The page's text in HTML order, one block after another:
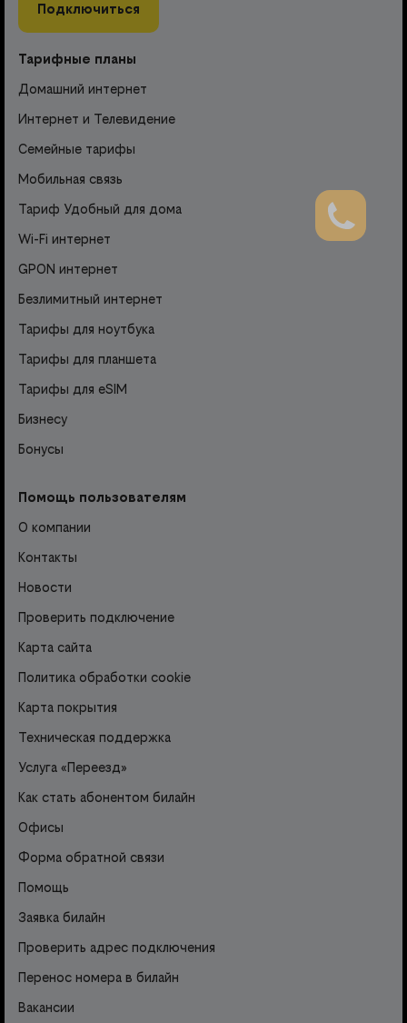
Подключиться
Тарифные планы
Домашний интернет
Интернет и Телевидение
Семейные тарифы
Мобильная связь
Тариф Удобный для дома
Wi-Fi интернет
GPON интернет
Безлимитный интернет
Тарифы для ноутбука
Тарифы для планшета
Тарифы для eSIM
Бизнесу
Бонусы
Помощь пользователям
О компании
Контакты
Новости
Проверить подключение
Карта сайта
Политика обработки cookie
Карта покрытия
Техническая поддержка
Услуга «Переезд»
Как стать абонентом билайн
Офисы
Форма обратной связи
Помощь
Заявка билайн
Проверить адрес подключения
Перенос номера в билайн
Вакансии